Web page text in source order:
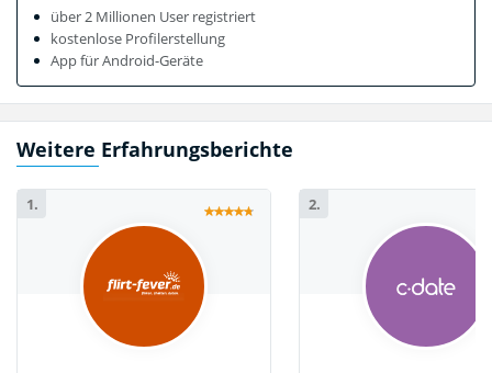
über 2 Millionen User registriert
kostenlose Profilerstellung
App für Android-Geräte
Weitere Erfahrungsberichte
1. 2.